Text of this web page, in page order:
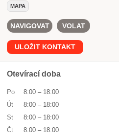
MAPA
NAVIGOVAT VOLAT
ULOŽIT KONTAKT
Otevírací doba
Po 8:00 – 18:00
Út
8:00 – 18:00
St
8:00 – 18:00
Čt
8:00 – 18:00